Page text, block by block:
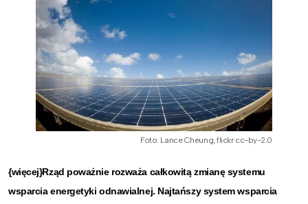
Foto: Lance Cheung, flickr cc-by-2.0
{więcej}Rząd poważnie rozważa całkowitą zmianę systemu
wsparcia energetyki odnawialnej. Najtańszy system wsparcia